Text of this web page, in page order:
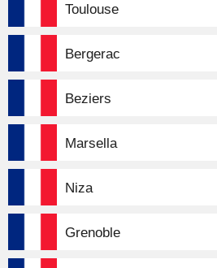
Toulouse
Bergerac
Beziers
Marsella
Niza
Grenoble